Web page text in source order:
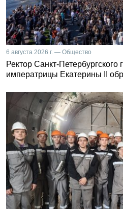
6 августа 2026 г. — Общество
Ректор Санкт-Петербургского
императрицы Екатерины II